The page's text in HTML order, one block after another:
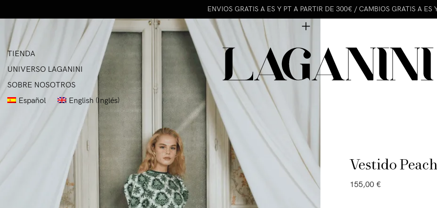
ENVIOS GRATIS A ES Y PT A PARTIR DE 300€ / CAMBIOS GRATIS A ES
TIENDA
UNIVERSO LAGANINI
SOBRE NOSOTROS
Español
English (Inglés)
Vestido
155,00 €